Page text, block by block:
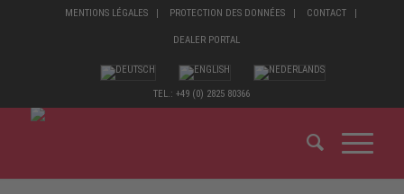
MENTIONS LÉGALES PROTECTION DES DONNÉES CONTACT
DEALER PORTAL
TEL.: +49 (0) 2825 80366